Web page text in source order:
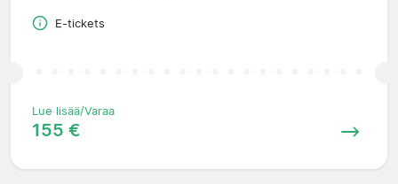
E-tickets
Lue lisää/Varaa
155 €